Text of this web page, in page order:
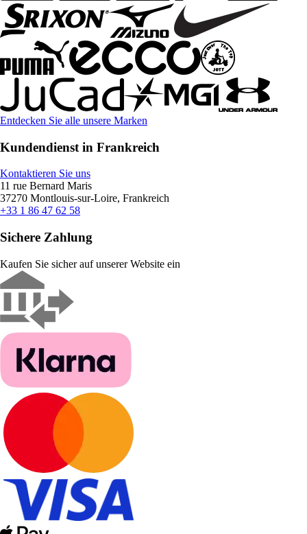
Entdecken Sie alle unsere Marken
Kundendienst in Frankreich
Kontaktieren Sie uns
11 rue Bernard Maris
37270 Montlouis-sur-Loire, Frankreich
+33 1 86 47 62 58
Sichere Zahlung
Kaufen Sie sicher auf unserer Website ein